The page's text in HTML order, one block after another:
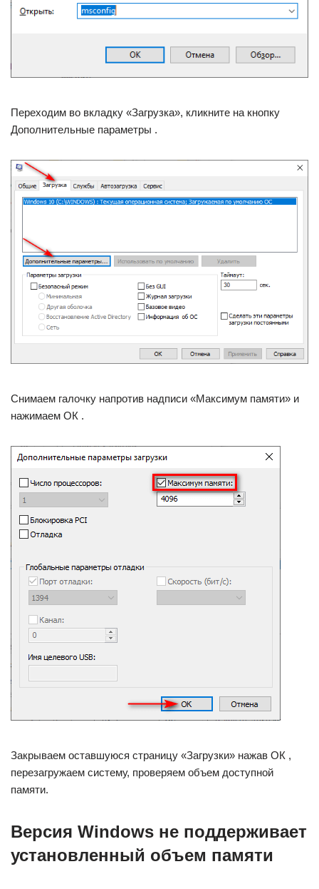
Переходим во вкладку «Загрузка», кликните на кнопку
Дополнительные параметры .
Снимаем галочку напротив надписи «Максимум памяти» и
нажимаем ОК .
Закрываем оставшуюся страницу «Загрузки» нажав ОК ,
перезагружаем систему, проверяем объем доступной
памяти.
Версия Windows не поддерживает
установленный объем памяти